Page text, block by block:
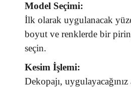
Model Seçimi:
İlk olarak uygulanacak
boyut ve renklerde bir
seçin.
Kesim İşlemi:
Dekopajı,